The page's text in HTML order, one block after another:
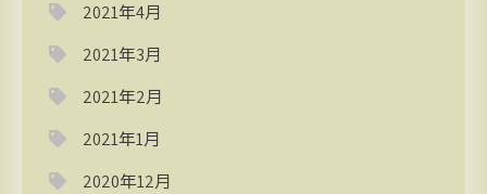
2021年4月
2021年3月
2021年2月
2021年1月
2020年12月